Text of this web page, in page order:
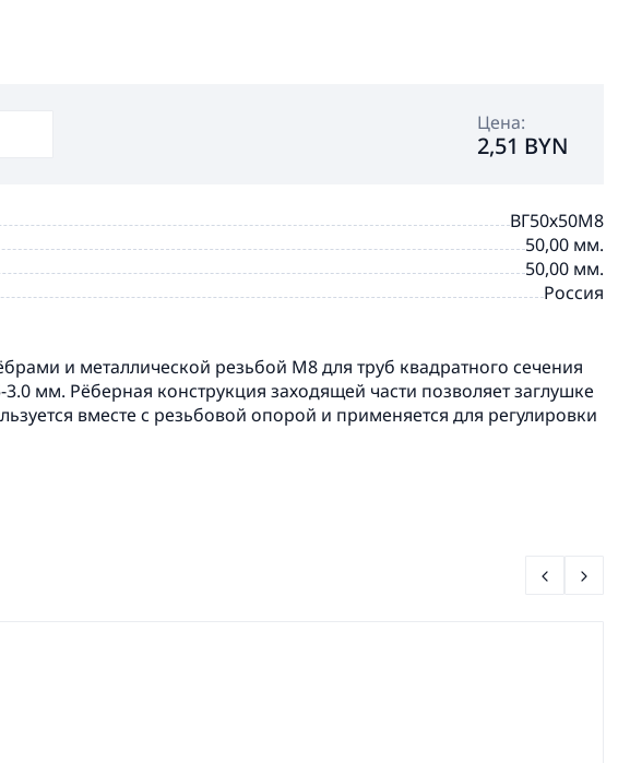
Цена:
2,51 BYN
ВГ50х50М8
50,00 мм.
50,00 мм.
Россия
и металлической резьбой М8 для труб квадратного сечения
мм. Рёберная конструкция заходящей части позволяет заглушке
вместе с резьбовой опорой и применяется для регулировки